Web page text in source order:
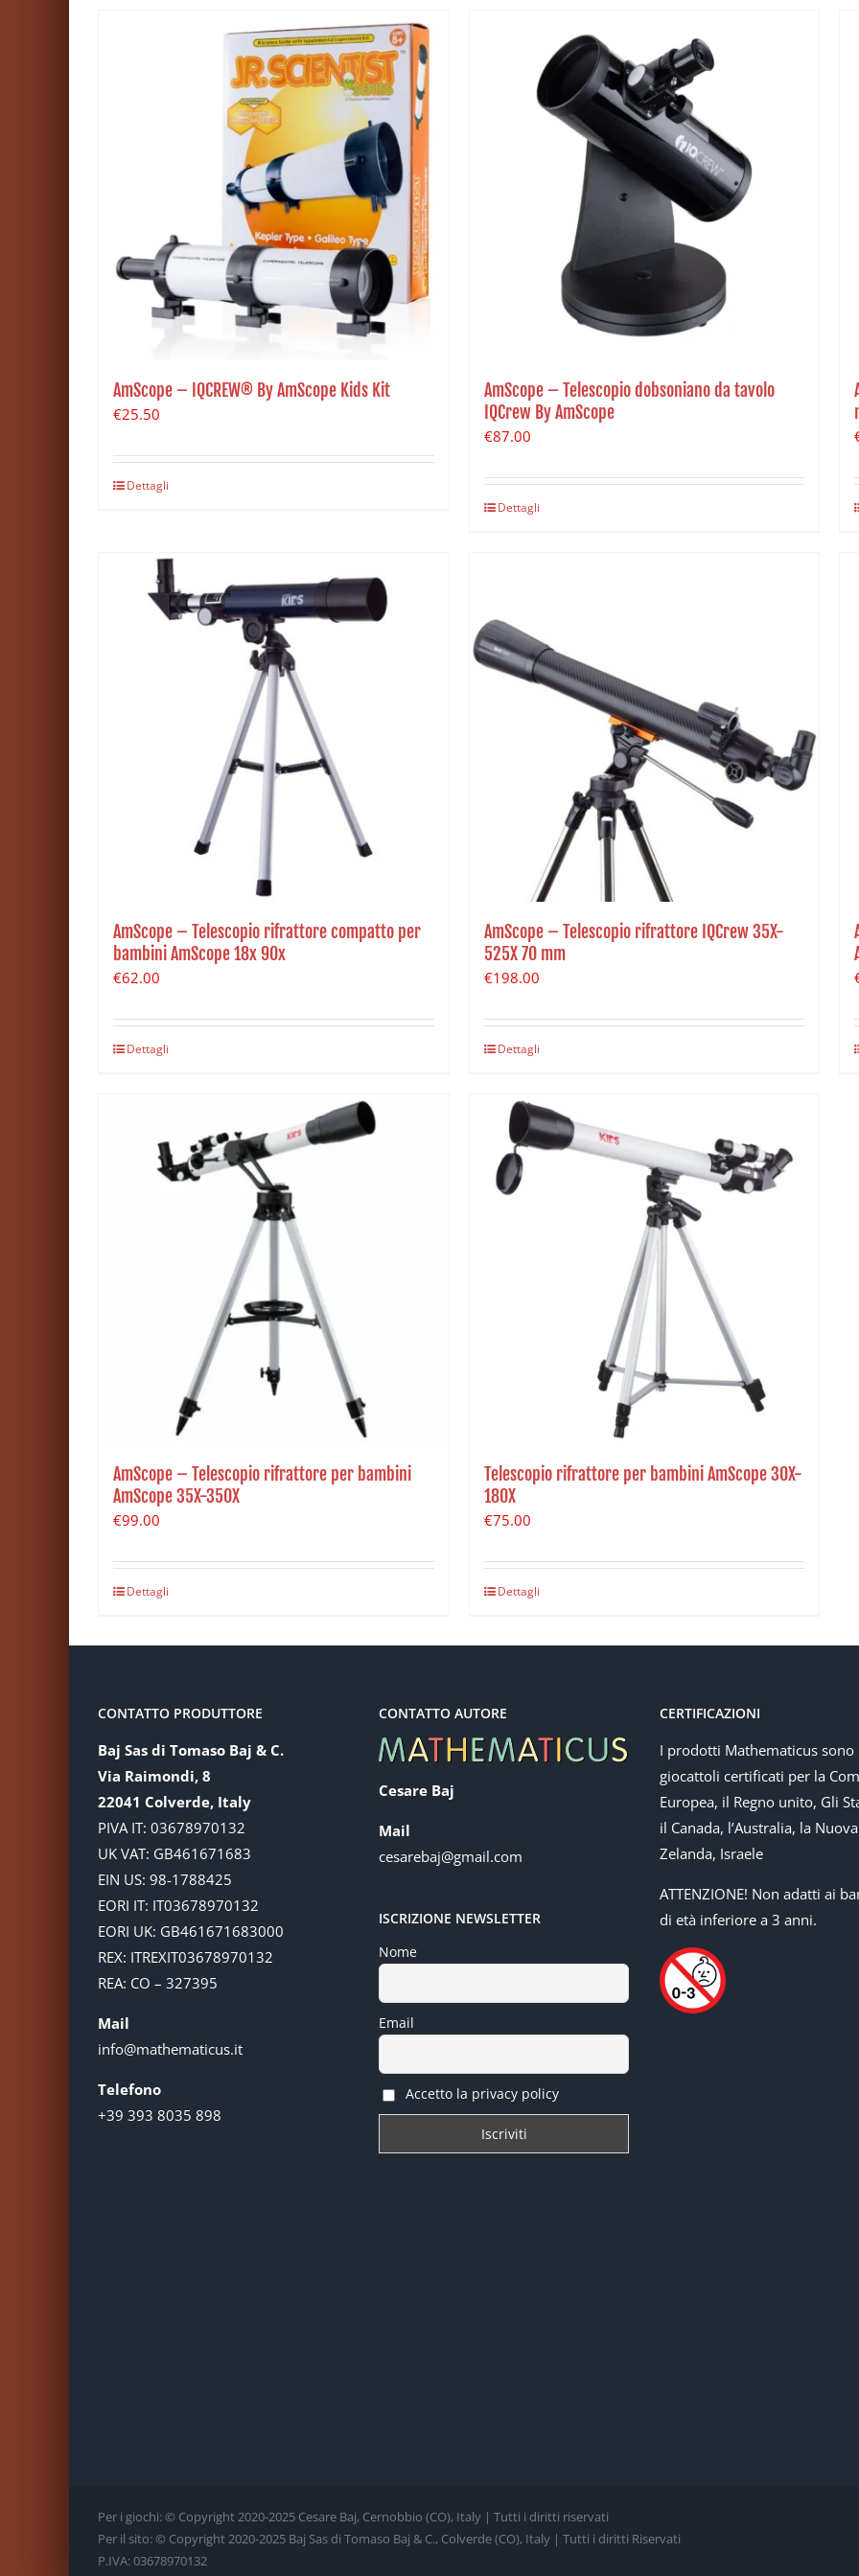
AmScope – IQCREW® By AmScope Kids Kit
€25.50
Dettagli
AmScope – Telescopio dobsoniano da tavolo
IQCrew By AmScope
€87.00
Dettagli
AmScope – Telescopio rifrattore compatto per
bambini AmScope 18x 90x
€62.00
Dettagli
AmScope – Telescopio rifrattore IQCrew 35X-
525X 70 mm
€198.00
Dettagli
AmScope – Telescopio rifrattore per bambini
AmScope 35X-350X
€99.00
Dettagli
Telescopio rifrattore per bambini AmScope 30X-
180X
€75.00
Dettagli
CONTATTO PRODUTTORE
Baj Sas di Tomaso Baj & C.
Via Raimondi, 8
22041 Colverde, Italy
PIVA IT: 03678970132
UK VAT: GB461671683
EIN US: 98-1788425
EORI IT: IT03678970132
EORI UK: GB461671683000
REX: ITREXIT03678970132
REA: CO – 327395
Mail
info@mathematicus.it
Telefono
+39 393 8035 898
CONTATTO AUTORE
Cesare Baj
Mail
cesarebaj@gmail.com
ISCRIZIONE NEWSLETTER
Nome
Email
Accetto la privacy policy
CERTIFICAZIONI
I prodotti Mathematicus sono
giocattoli certificati per la
Europea, il Regno unito, Gli
il Canada, l’Australia, la Nuova
Zelanda, Israele
ATTENZIONE! Non adatti ai
di età inferiore a 3 anni.
Per i giochi: © Copyright 2020-2025 Cesare Baj, Cernobbio (CO), Italy | Tutti i diritti riservati
Per il sito: © Copyright 2020-2025 Baj Sas di Tomaso Baj & C., Colverde (CO), Italy | Tutti i diritti Riservati
P.IVA: 03678970132